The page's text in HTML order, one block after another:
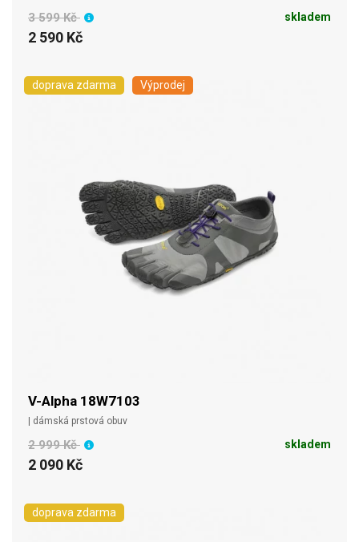
3 599 Kč
2 590 Kč
skladem
doprava zdarma Výprodej
V-Alpha 18W7103
| dámská prstová obuv
2 999 Kč
2 090 Kč
skladem
doprava zdarma